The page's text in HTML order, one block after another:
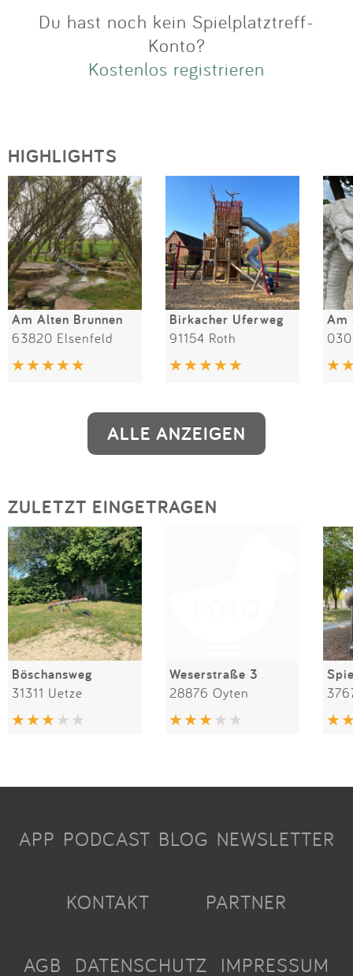
Du hast noch kein Spielplatztreff-
Konto?
Kostenlos registrieren
HIGHLIGHTS
Am Alten Brunnen
63820 Elsenfeld
Birkacher Uferweg
91154 Roth
Am
ALLE ANZEIGEN
ZULETZT EINGETRAGEN
Böschansweg
31311 Uetze
Weserstraße 3
28876 Oyten
APP PODCAST BLOG NEWSLETTER
KONTAKT PARTNER
AGB DATENSCHUTZ IMPRESSUM